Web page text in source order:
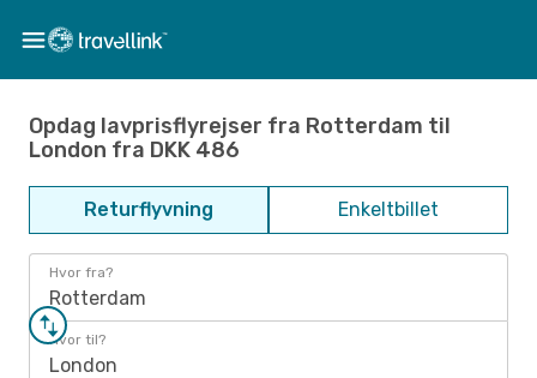
Opdag lavprisflyrejser fra Rotterdam til
London fra DKK 486
Returflyvning Enkeltbillet
Hvor fra?
Rotterdam
Hvor til?
London